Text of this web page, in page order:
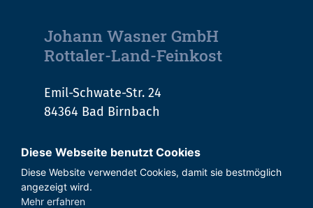
Johann Wasner GmbH
Rottaler-Land-Feinkost
Emil-Schwate-Str. 24
84364 Bad Birnbach
Tel.:+49 (0) 8563 293-0
E-Mail:info@metzgereiwasner.de
Diese Webseite benutzt Cookies
Diese Website verwendet Cookies, damit sie bestmöglich
angezeigt wird.
Mehr erfahren